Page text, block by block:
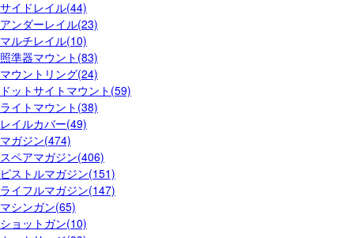
サイドレイル(44)
アンダーレイル(23)
マルチレイル(10)
照準器マウント(83)
マウントリング(24)
ドットサイトマウント(59)
ライトマウント(38)
レイルカバー(49)
マガジン(474)
スペアマガジン(406)
ピストルマガジン(151)
ライフルマガジン(147)
マシンガン(65)
ショットガン(10)